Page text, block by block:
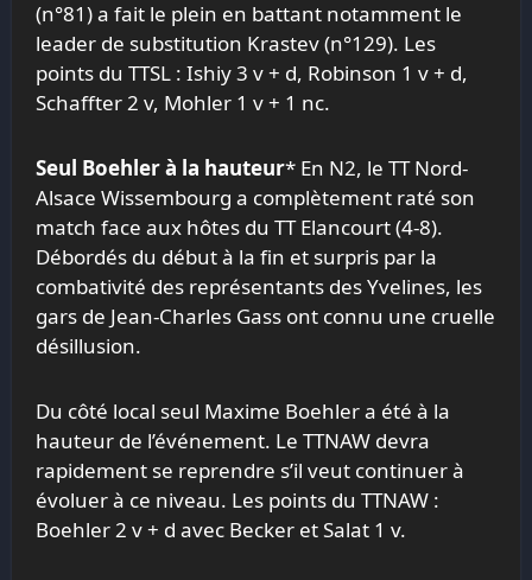
(n°81) a fait le plein en battant notamment le
leader de substitution Krastev (n°129). Les
points du TTSL : Ishiy 3 v + d, Robinson 1 v + d,
Schaffter 2 v, Mohler 1 v + 1 nc.
Seul Boehler à la hauteur* En N2, le TT Nord-
Alsace Wissembourg a complètement raté son
match face aux hôtes du TT Elancourt (4-8).
Débordés du début à la fin et surpris par la
combativité des représentants des Yvelines, les
gars de Jean-Charles Gass ont connu une cruelle
désillusion.
Du côté local seul Maxime Boehler a été à la
hauteur de l’événement. Le TTNAW devra
rapidement se reprendre s’il veut continuer à
évoluer à ce niveau. Les points du TTNAW :
Boehler 2 v + d avec Becker et Salat 1 v.